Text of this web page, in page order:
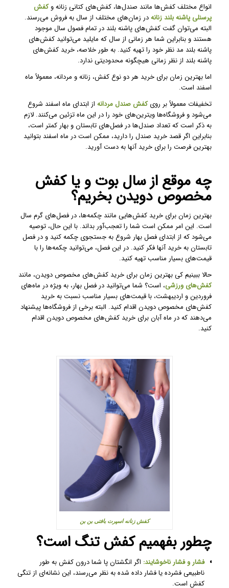
انواع مختلف کفش‌ها مانند صندل‌ها، کفش‌های کتانی زنانه وکفش‌
پرسنلی پاشنه بلند زنانهدر زمان‌های مختلف از سال به فروش می‌رسند.
البته می‌توان گفت کفش‌های پاشنه بلند در تمام فصول سال موجود
هستند و بنابراین شما هر زمانی از سال که مایلید می‌توانید کفش‌های
پاشنه بلند مد نظر خود را تهیه کنید. به طور خلاصه، خرید کفش‌های
پاشنه بلند از نظر زمانی هیچگونه محدودیتی ندارد.
اما بهترین زمان برای خرید هر دو نوع کفش، زنانه و مردانه، معمولاً ماه
اسفند است.
تخفیفات معمولاً بر رویکفش صندل‌ مردانهاز ابتدای ماه اسفند شروع
می‌شود و فروشگاه‌ها ویترین‌های خود را در این ماه تزئین می‌کنند. لازم
به ذکر است که تعداد صندل‌ها در فصل‌های تابستان و بهار کمتر است،
بنابراین اگر قصد خرید صندل را دارید، ممکن است در ماه اسفند بتوانید
بهترین فرصت را برای خرید آنها به دست آورید.
چه موقع از سال بوت و یا کفش
مخصوص دویدن بخریم؟
بهترین زمان برای خرید کفش‌هایی مانند چکمه‌ها، در فصل‌های گرم سال
است. این امر ممکن است شما را تعجب‌آور بداند. با این حال، توصیه
می‌شود که از ابتدای فصل بهار شروع به جستجوی چکمه کنید و در فصل
تابستان به خرید آنها فکر کنید. در این فصل، می‌توانید چکمه‌ها را با
قیمت‌های بسیار مناسب تهیه کنید.
حالا ببینیم کی بهترین زمان برای خرید کفش‌های مخصوص دویدن، مانند
کفش‌های ورزشی، است؟ شما می‌توانید در فصل بهار، به ویژه در ماه‌های
فروردین و اردیبهشت، با قیمت‌های بسیار مناسب نسبت به خرید
کفش‌های مخصوص دویدن اقدام کنید. البته برخی از فروشگاه‌ها پیشنهاد
می‌دهند که در ماه آبان برای خرید کفش‌های مخصوص دویدن اقدام
کنید.
کفش زنانه اسپرت بافتی بن بن
چطور بفهمیم کفش تنگ است؟
فشار و فشار ناخوشایند: اگر انگشتان پا شما درون کفش به طور
ناطبیعی فشرده یا فشار داده شده به نظر می‌رسند، این نشانه‌ای از تنگی
کفش است.